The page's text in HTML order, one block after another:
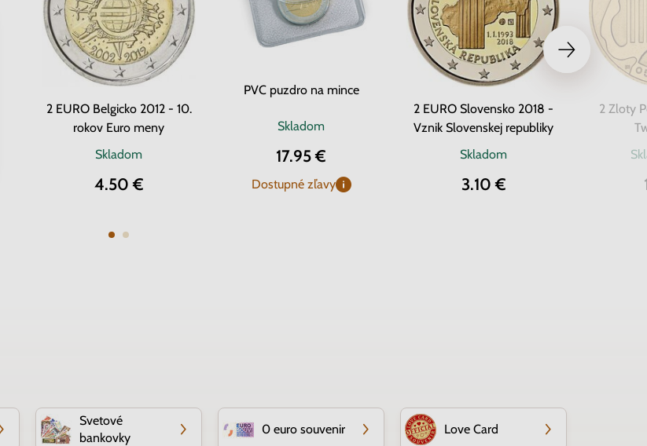
2 EURO Belgicko 2012 - 10.
rokov Euro meny
Skladom
4.50 €
PVC puzdro na mince
Skladom
17.95 €
Dostupné zľavy
2 EURO Slovensko 2018 -
Vznik Slovenskej republiky
Skladom
3.10 €
2 Zloty
Svetové
bankovky
0 euro souvenir Love Card